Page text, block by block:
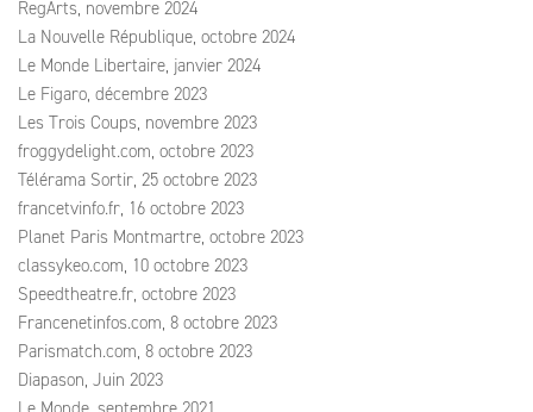
RegArts, novembre 2024
La Nouvelle République, octobre 2024
Le Monde Libertaire, janvier 2024
Le Figaro, décembre 2023
Les Trois Coups, novembre 2023
froggydelight.com, octobre 2023
Télérama Sortir, 25 octobre 2023
francetvinfo.fr, 16 octobre 2023
Planet Paris Montmartre, octobre 2023
classykeo.com, 10 octobre 2023
Speedtheatre.fr, octobre 2023
Francenetinfos.com, 8 octobre 2023
Parismatch.com, 8 octobre 2023
Diapason, Juin 2023